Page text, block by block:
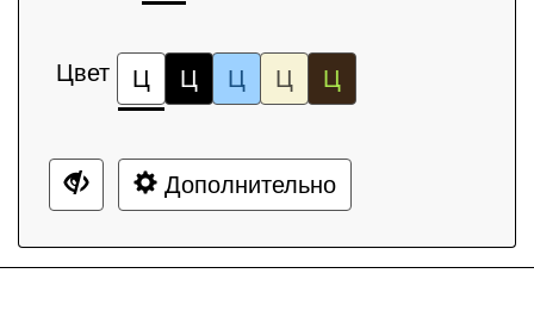
Цвет Ц Ц Ц Ц Ц
Дополнительно